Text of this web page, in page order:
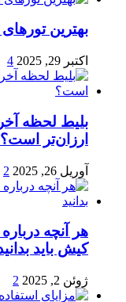
بهترین تورهای
اکتبر 29, 2025 4
بلیط لحظه
ارزان‌تر است؟
آوریل 26, 2025 2
کیش باید
ژوئن 2, 2025 2